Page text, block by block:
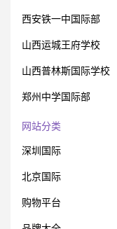
西安铁一中国际部
山西运城王府学校
山西普林斯国际学校
郑州中学国际部
网站分类
深圳国际
北京国际
购物平台